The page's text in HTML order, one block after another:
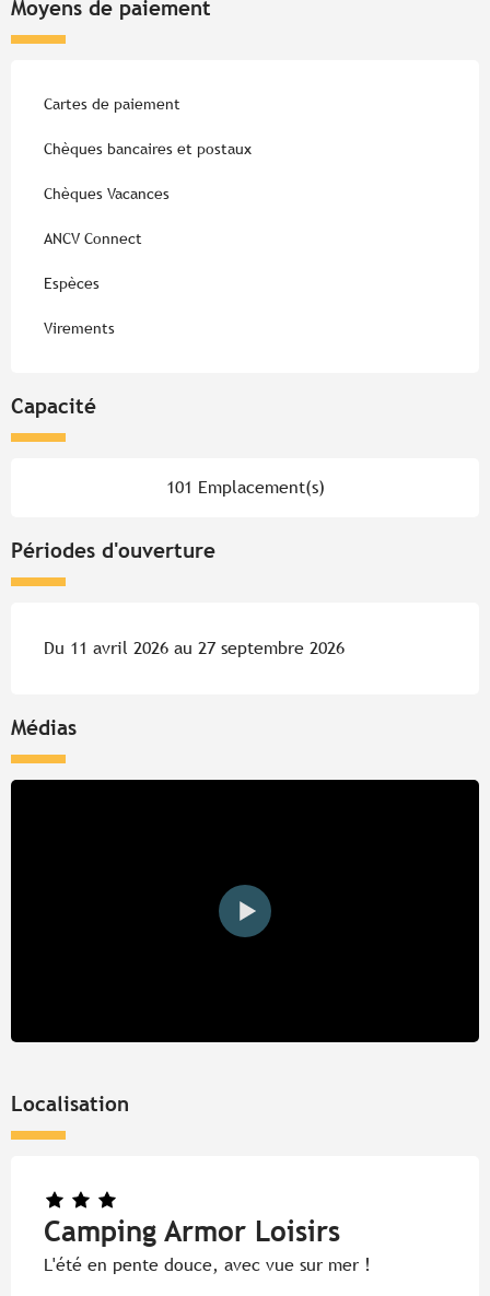
Moyens de paiement
Cartes de paiement
Chèques bancaires et postaux
Chèques Vacances
ANCV Connect
Espèces
Virements
Capacité
101 Emplacement(s)
Périodes d'ouverture
Du 11 avril 2026 au 27 septembre 2026
Médias
Localisation
Camping Armor Loisirs
L'été en pente douce, avec vue sur mer !